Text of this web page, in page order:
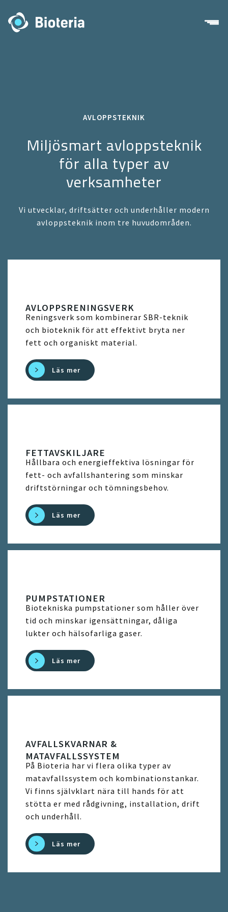
to
content
AVLOPPSTEKNIK
Miljösmart avloppsteknik
för alla typer av
verksamheter
Vi utvecklar, driftsätter och underhåller modern
avloppsteknik inom tre huvudområden.
AVLOPPSRENINGSVERK
Reningsverk som kombinerar SBR-teknik
och bioteknik för att effektivt bryta ner
fett och organiskt material.
Läs mer
FETTAVSKILJARE
Hållbara och energieffektiva lösningar för
fett- och avfallshantering som minskar
driftstörningar och tömningsbehov.
Läs mer
PUMPSTATIONER
Biotekniska pumpstationer som håller över
tid och minskar igensättningar, dåliga
lukter och hälsofarliga gaser.
Läs mer
AVFALLSKVARNAR &
MATAVFALLSSYSTEM
På Bioteria har vi flera olika typer av
matavfallssystem och kombinationstankar.
Vi finns självklart nära till hands för att
stötta er med rådgivning, installation, drift
och underhåll.
Läs mer